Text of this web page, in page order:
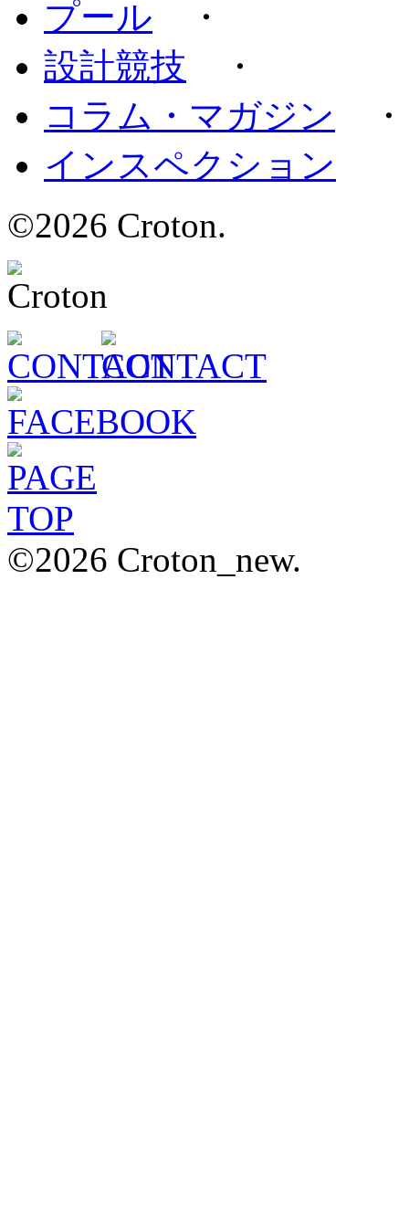
プール ・
設計競技 ・
コラム・マガジン
インスペクション
©2026 Croton.
©2026 Croton_new.